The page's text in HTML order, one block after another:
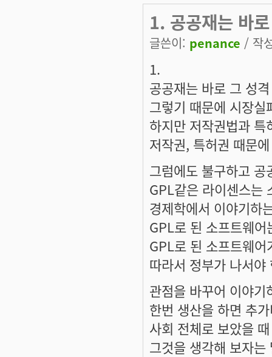
1. 공공재는 바
글쓴이: penance / 작
1.
공공재는 바로 그 성
그렇기 때문에 시장
하지만 저작권법과
저작권, 특허권 때문
그럼에도 불구하고
GPL같은 라이센스는
경제학에서 이야기하
GPL로 된 소프트웨
GPL로 된 소프트웨
따라서 정부가 나서
관점을 바꾸어 이야
한번 생산을 하면 추
사회 전체로 보았을
그것을 생각해 보자는